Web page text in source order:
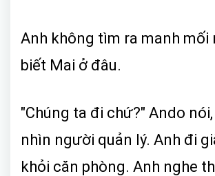
Anh không tìm ra manh mối
biết Mai ở đâu.
"Chúng ta đi chứ?" Ando
nhìn người quản lý. Anh đi
khỏi căn phòng. Anh nghe